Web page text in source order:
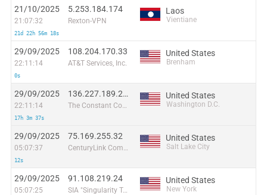
21/10/2025
21:07:32
21d 22h 56m 18s
5.253.184.174
Rexton-VPN
Laos
Vientiane
29/09/2025
22:11:14
0s
108.204.170.33
AT&T Services, Inc.
United States
Brenham
29/09/2025
22:11:14
17h 3m 37s
136.227.189.226
The Constant Company, LLC
United States
Washington D.C.
29/09/2025
05:07:37
12s
75.169.255.32
CenturyLink Communications, LLC
United States
Salt Lake City
29/09/2025
05:07:25
91.108.219.24
SIA "Singularity Telecom"
United States
New York